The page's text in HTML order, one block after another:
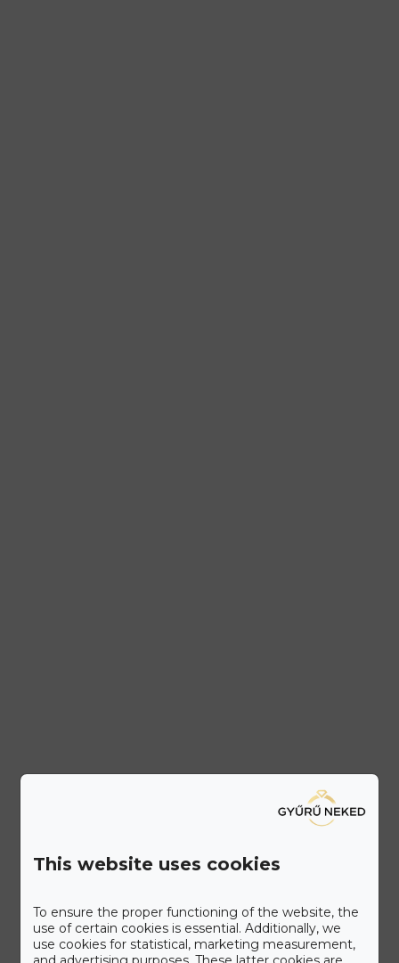
This website uses cookies
To ensure the proper functioning of the website, the
use of certain cookies is essential. Additionally, we
use cookies for statistical, marketing measurement,